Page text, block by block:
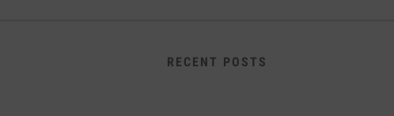
RECENT POSTS